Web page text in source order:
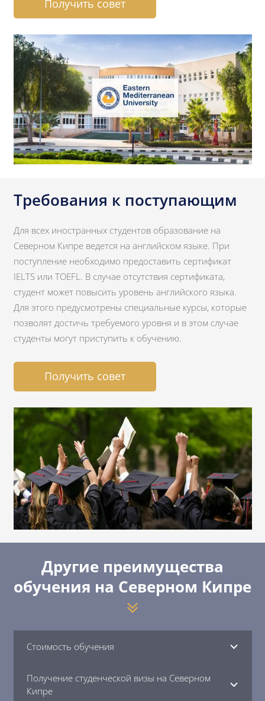
Получить совет
Требования к поступающим
Для всех иностранных студентов образование на
Северном Кипре ведется на английском языке. При
поступление необходимо предоставить сертификат
IELTS или TOEFL. В случае отсутствия сертификата,
студент может повысить уровень английского языка.
Для этого предусмотрены специальные курсы, которые
позволят достичь требуемого уровня и в этом случае
студенты могут приступить к обучению.
Получить совет
Другие преимущества
обучения на Северном Кипре
Стоимость обучения
Получение студенческой визы на Северном
Кипре